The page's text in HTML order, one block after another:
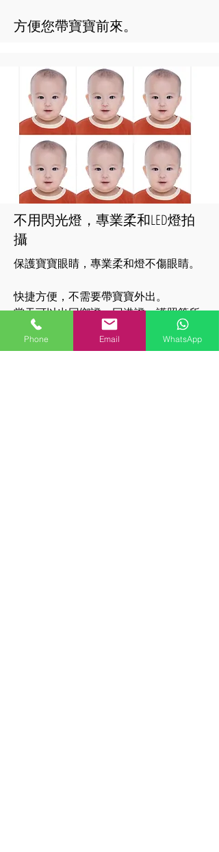
​方便您帶寶寶前來。
不用閃光燈，專業柔和LED燈拍
攝
保護寶寶眼睛，專業柔和燈不傷眼睛。
快捷方便，不需要帶寶寶外出。​
當天可以出回鄉證，回港證，護照等所
有相片。
​一次拍攝搞定所有寶寶相片。
Phone Email WhatsApp